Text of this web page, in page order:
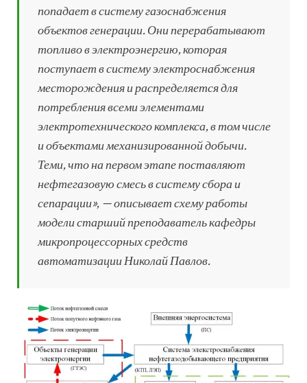
попадает в систему газоснабжения
объектов генерации. Они перерабатывают
топливо в электроэнергию, которая
поступает в систему электроснабжения
месторождения и распределяется для
потребления всеми элементами
электротехнического комплекса, в том числе
и объектами механизированной добычи.
Теми, что на первом этапе поставляют
нефтегазовую смесь в систему сбора и
сепарации», — описывает схему работы
модели старший преподаватель кафедры
микропроцессорных средств
автоматизации Николай Павлов.